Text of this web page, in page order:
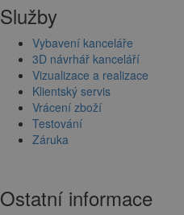
Služby
Vybavení kanceláře
3D návrhář kanceláří
Vizualizace a realizace
Klientský servis
Vrácení zboží
Testování
Záruka
Ostatní informace